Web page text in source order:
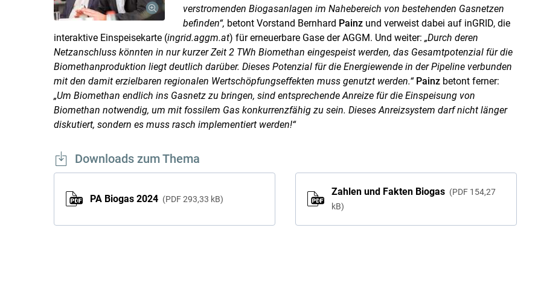
verstromenden Biogasanlagen im Nahebereich von bestehenden Gasnetzen
befinden“, betont Vorstand Bernhard Painzund verweist dabei auf inGRID, die
interaktive Einspeisekarte (ingrid.aggm.at) für erneuerbare Gase der AGGM. Und weiter: „Durch deren
Netzanschluss könnten in nur kurzer Zeit 2 TWh Biomethan eingespeist werden, das Gesamtpotenzial für die
Biomethanproduktion liegt deutlich darüber. Dieses Potenzial für die Energiewende in der Pipeline verbunden
mit den damit erzielbaren regionalen Wertschöpfungseffekten muss genutzt werden.“ Painzbetont ferner:
„Um Biomethan endlich ins Gasnetz zu bringen, sind entsprechende Anreize für die Einspeisung von
Biomethan notwendig, um mit fossilem Gas konkurrenzfähig zu sein. Dieses Anreizsystem darf nicht länger
diskutiert, sondern es muss rasch implementiert werden!“
Downloads zum Thema
PA Biogas 2024 PDF 293,33 kB
Zahlen und Fakten Biogas PDF 154,27
kB